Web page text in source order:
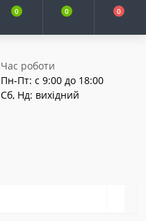
0 0 0
Час роботи
Пн-Пт: с 9:00 до 18:00
Сб, Нд: вихідний